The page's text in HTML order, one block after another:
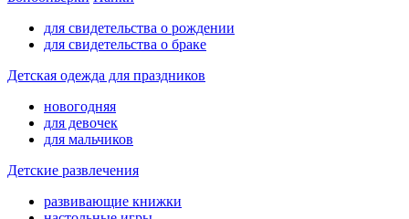
для свидетельства о рождении
для свидетельства о браке
Детская одежда для праздников
новогодняя
для девочек
для мальчиков
Детские развлечения
развивающие книжки